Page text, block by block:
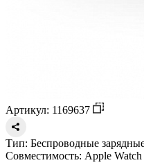
Артикул: 1169637
Тип: Беспроводные
Совместимость: Apple